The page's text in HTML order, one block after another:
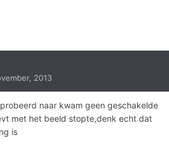
2013
naar kwam geen geschakelde
met het beeld stopte,denk echt dat
is